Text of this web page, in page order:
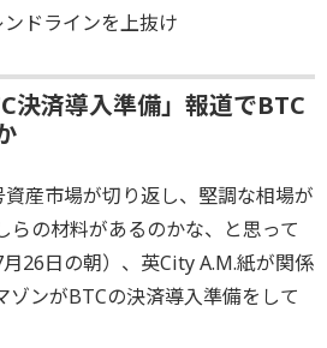
ドラインを上抜け
決済導入準備」報道でBTC
産市場が切り返し、堅調な相場が
らの材料があるのかな、と思って
26日の朝）、英City A.M.紙が関係
ゾンがBTCの決済導入準備をして